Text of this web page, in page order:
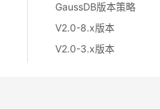
GaussDB版本策略
V2.0-8.x版本
V2.0-3.x版本